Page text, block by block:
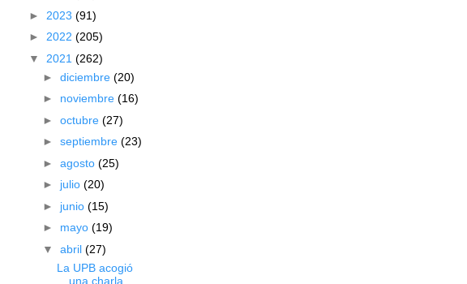
► 2023 (91)
► 2022 (205)
▼ 2021 (262)
► diciembre (20)
► noviembre (16)
► octubre (27)
► septiembre (23)
► agosto (25)
► julio (20)
► junio (15)
► mayo (19)
▼ abril (27)
La UPB acogió
una charla